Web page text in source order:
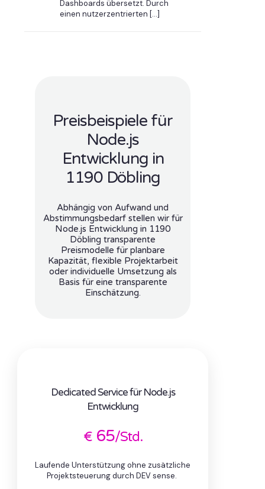
Dashboards übersetzt. Durch
einen nutzerzentrierten […]
Preisbeispiele für
Node.js
Entwicklung in
1190 Döbling
Abhängig von Aufwand und
Abstimmungsbedarf stellen wir für
Node.js Entwicklung in 1190
Döbling transparente
Preismodelle für planbare
Kapazität, flexible Projektarbeit
oder individuelle Umsetzung als
Basis für eine transparente
Einschätzung.
Dedicated Service für Node.js
Entwicklung
€65/Std.
Laufende Unterstützung ohne zusätzliche
Projektsteuerung durch DEV sense.